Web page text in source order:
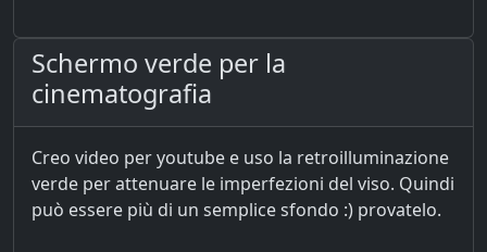
Schermo verde per la
cinematografia
Creo video per youtube e uso la retroilluminazione
verde per attenuare le imperfezioni del viso. Quindi
può essere più di un semplice sfondo :) provatelo.